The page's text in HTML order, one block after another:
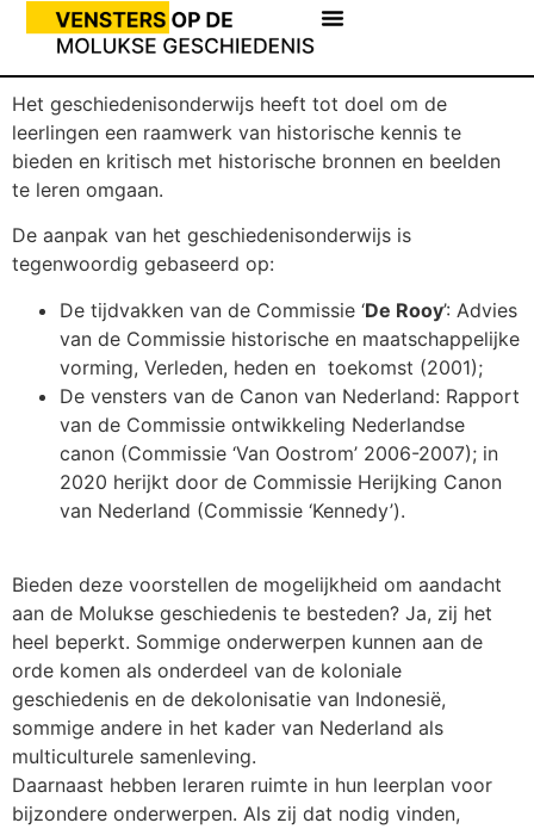
Het geschiedenisonderwijs heeft tot doel om de
leerlingen een raamwerk van historische kennis te
bieden en kritisch met historische bronnen en beelden
te leren omgaan.
De aanpak van het geschiedenisonderwijs is
tegenwoordig gebaseerd op:
De tijdvakken van de Commissie ‘De Rooy’: Advies
van de Commissie historische en maatschappelijke
vorming, Verleden, heden en toekomst (2001);
De vensters van de Canon van Nederland: Rapport
van de Commissie ontwikkeling Nederlandse
canon (Commissie ‘Van Oostrom’ 2006-2007); in
2020 herijkt door de Commissie Herijking Canon
van Nederland (Commissie ‘Kennedy’).
Bieden deze voorstellen de mogelijkheid om aandacht
aan de Molukse geschiedenis te besteden? Ja, zij het
heel beperkt. Sommige onderwerpen kunnen aan de
orde komen als onderdeel van de koloniale
geschiedenis en de dekolonisatie van Indonesië,
sommige andere in het kader van Nederland als
multiculturele samenleving.
Daarnaast hebben leraren ruimte in hun leerplan voor
bijzondere onderwerpen. Als zij dat nodig vinden,